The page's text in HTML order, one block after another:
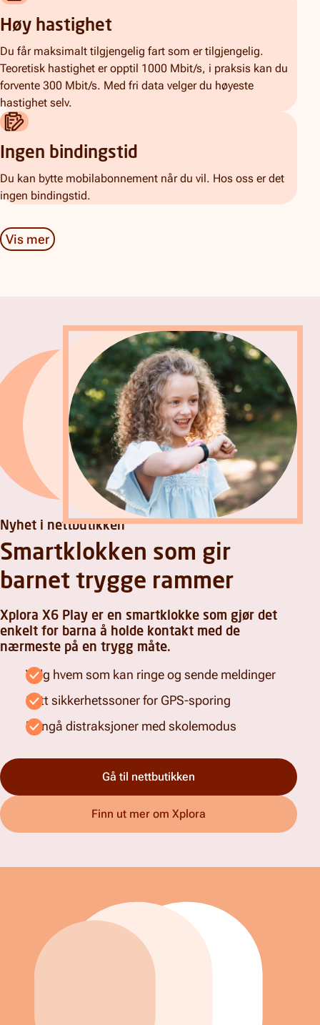
Høy hastighet
Du får maksimalt tilgjengelig fart som er tilgjengelig.
Teoretisk hastighet er opptil 1000 Mbit/s, i praksis kan du
forvente 300 Mbit/s. Med fri data velger du høyeste
hastighet selv.
Ingen bindingstid
Du kan bytte mobilabonnement når du vil. Hos oss er det
ingen bindingstid.
Vis mer
Nyhet i nettbutikken
Smartklokken som gir
barnet trygge rammer
Xplora X6 Play er en smartklokke som gjør det
enkelt for barna å holde kontakt med de
nærmeste på en trygg måte.
Velg hvem som kan ringe og sende meldinger
Sett sikkerhetssoner for GPS-sporing
Unngå distraksjoner med skolemodus
Gå til nettbutikken
Finn ut mer om Xplora